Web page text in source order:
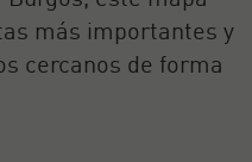
más importantes y
cercanos de forma